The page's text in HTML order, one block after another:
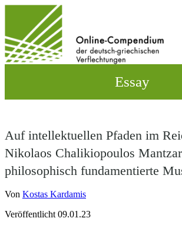
wechseln
Essay
Auf intellektuellen Pfaden im
Nikolaos Chalikiopoulos
philosophisch fundamentierte
Von Kostas Kardamis
Veröffentlicht 09.01.23